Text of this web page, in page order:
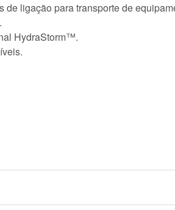
de ligação para transporte de
HydraStorm™.